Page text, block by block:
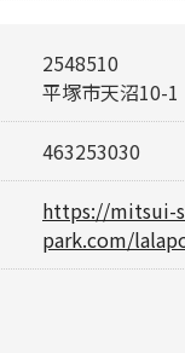
2548510
平塚市天沼10-1
463253030
https://mitsui-
park.com/